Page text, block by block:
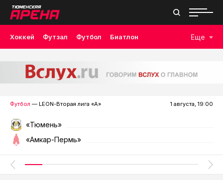
Хоккей Футзал Футбол Биатлон Еще
Футбол — LEON-Вторая лига «А» 1 августа, 19:00
«Тюмень»
«Амкар-Пермь»